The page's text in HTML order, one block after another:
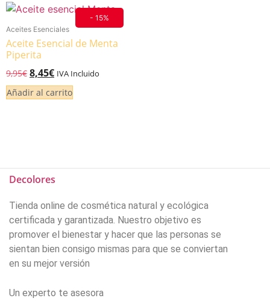
- 15%
Aceites Esenciales
Aceite Esencial de Menta
Piperita
9,95€ 8,45€ IVA Incluido
Añadir al carrito
Decolores
Tienda online de cosmética natural y ecológica
certificada y garantizada. Nuestro objetivo es
promover el bienestar y hacer que las personas se
sientan bien consigo mismas para que se conviertan
en su mejor versión
Un experto te asesora